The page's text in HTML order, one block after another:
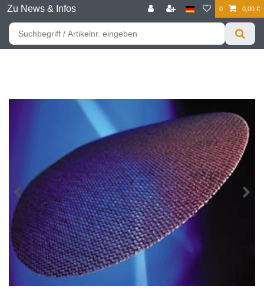
Zu News & Infos 0 0,00 €
Für bessere Preise HIER registrieren!